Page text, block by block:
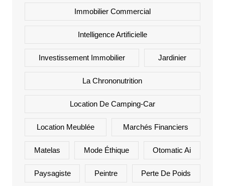
Immobilier Commercial
Intelligence Artificielle
Investissement Immobilier Jardinier
La Chrononutrition
Location De Camping-Car
Location Meublée Marchés Financiers
Matelas Mode Éthique Otomatic Ai
Paysagiste Peintre Perte De Poids